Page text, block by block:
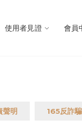
使用者見證 會員
聲明 165反詐